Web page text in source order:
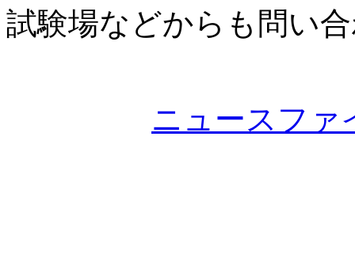
試験場などからも問い
ニュースファ